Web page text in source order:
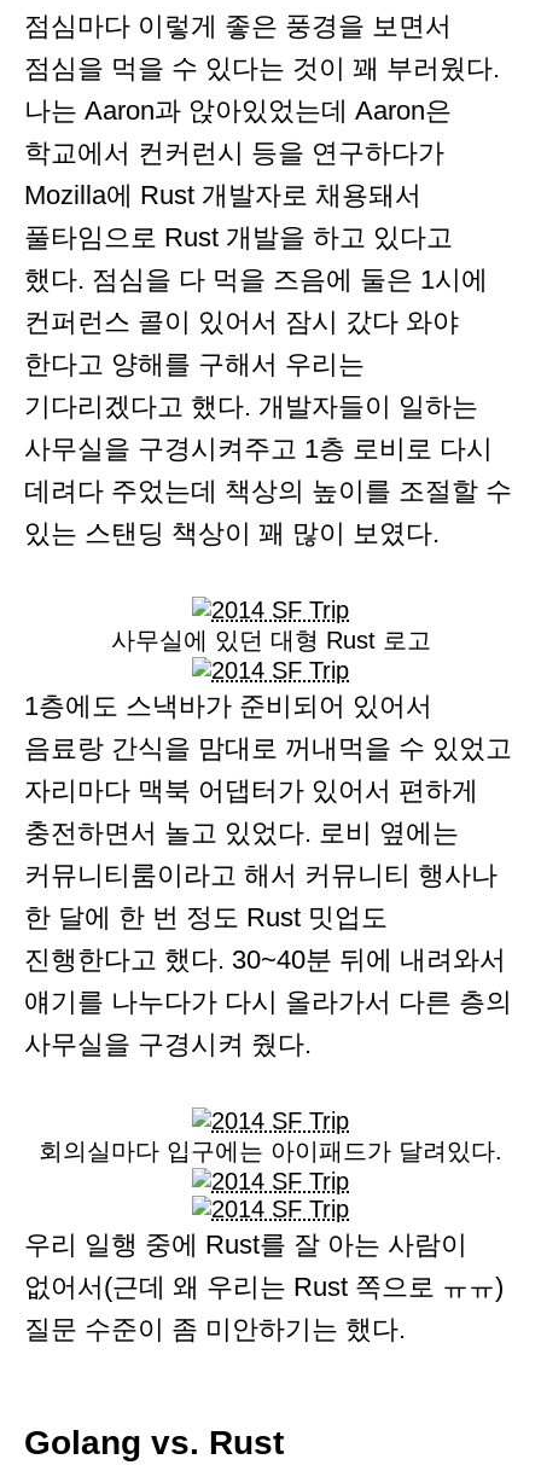
점심마다 이렇게 좋은 풍경을 보면서
점심을 먹을 수 있다는 것이 꽤 부러웠다.
나는 Aaron과 앉아있었는데 Aaron은
학교에서 컨커런시 등을 연구하다가
Mozilla에 Rust 개발자로 채용돼서
풀타임으로 Rust 개발을 하고 있다고
했다. 점심을 다 먹을 즈음에 둘은 1시에
컨퍼런스 콜이 있어서 잠시 갔다 와야
한다고 양해를 구해서 우리는
기다리겠다고 했다. 개발자들이 일하는
사무실을 구경시켜주고 1층 로비로 다시
데려다 주었는데 책상의 높이를 조절할 수
있는 스탠딩 책상이 꽤 많이 보였다.
사무실에 있던 대형 Rust 로고
1층에도 스낵바가 준비되어 있어서
음료랑 간식을 맘대로 꺼내먹을 수 있었고
자리마다 맥북 어댑터가 있어서 편하게
충전하면서 놀고 있었다. 로비 옆에는
커뮤니티룸이라고 해서 커뮤니티 행사나
한 달에 한 번 정도 Rust 밋업도
진행한다고 했다. 30~40분 뒤에 내려와서
얘기를 나누다가 다시 올라가서 다른 층의
사무실을 구경시켜 줬다.
회의실마다 입구에는 아이패드가 달려있다.
우리 일행 중에 Rust를 잘 아는 사람이
없어서(근데 왜 우리는 Rust 쪽으로 ㅠㅠ)
질문 수준이 좀 미안하기는 했다.
Golang vs. Rust